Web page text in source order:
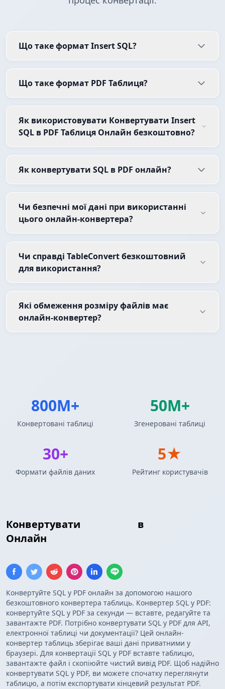
Конвертувати в
Онлайн
Конвертуйте SQL у PDF онлайн за допомогою нашого
безкоштовного конвертера таблиць. Конвертер SQL у PDF:
конвертуйте SQL у PDF за секунди — вставте, редагуйте та
завантажте PDF. Потрібно конвертувати SQL у PDF для API,
електронної таблиці чи документації? Цей онлайн-
конвертер таблиць зберігає ваші дані приватними у
браузері. Для конвертації SQL у PDF вставте таблицю,
завантажте файл і скопіюйте чистий вивід PDF. Щоб надійно
конвертувати SQL у PDF, ви можете спочатку переглянути
таблицю, а потім експортувати кінцевий результат PDF.
Що таке формат Insert SQL?
Що таке формат PDF Таблиця?
Як використовувати Конвертувати Insert
SQL в PDF Таблиця Онлайн безкоштовно?
Як конвертувати SQL в PDF онлайн?
Чи безпечні мої дані при використанні
цього онлайн-конвертера?
Чи справді TableConvert безкоштовний
для використання?
Які обмеження розміру файлів має
онлайн-конвертер?
800M+
Конвертовані таблиці
50M+
Згенеровані таблиці
30+
Формати файлів даних
5★
Рейтинг користувачів